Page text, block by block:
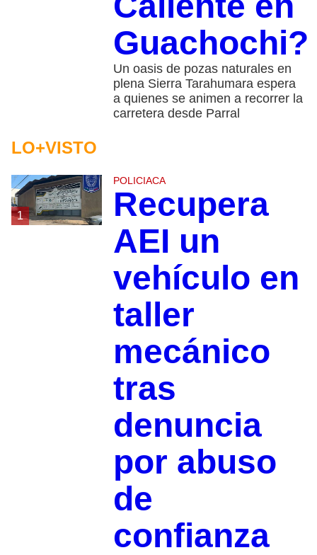
Guachochi?
Un oasis de pozas naturales en
plena Sierra Tarahumara espera
a quienes se animen a recorrer la
carretera desde Parral
LO+VISTO
1
POLICIACA
Recupera
AEI un
vehículo en
taller
mecánico
tras
denuncia
por abuso
de
confianza